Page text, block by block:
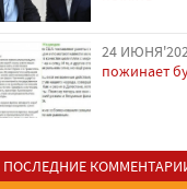
24
пожинает
ПОСЛЕДНИЕ